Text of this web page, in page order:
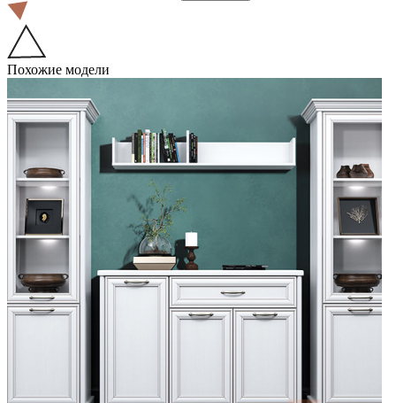
Похожие модели